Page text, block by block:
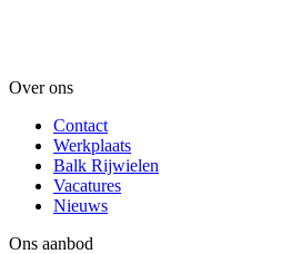
Over ons
Contact
Werkplaats
Balk Rijwielen
Vacatures
Nieuws
Ons aanbod